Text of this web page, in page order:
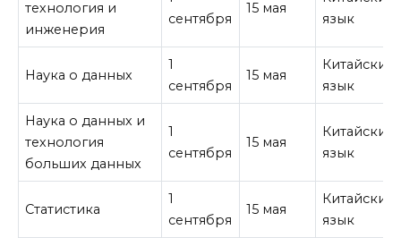
технология и
инженерия
сентября
15 мая
язык
Наука о данных
1
сентября
15 мая
Китайский
язык
Наука о данных и
технология
больших данных
1
сентября
15 мая
Китайский
язык
Статистика
1
сентября
15 мая
Китайский
язык